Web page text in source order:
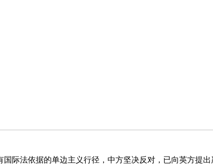
依据的单边主义行径，中方坚决反对，已向英方提出